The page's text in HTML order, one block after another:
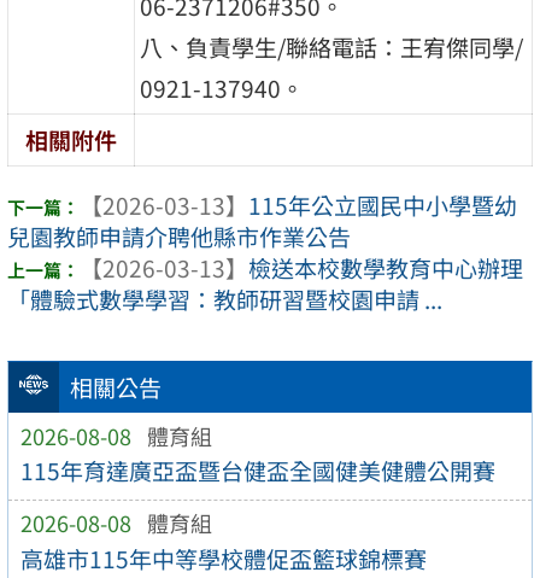
相關公告
2026-08-08 體育組
115年育達廣亞盃暨台健盃全國健美健體公開賽
2026-08-08 體育組
高雄市115年中等學校體促盃籃球錦標賽
八、負責學生/聯絡電話：王宥傑同學/
0921-137940。
相關附件
【2026-03-13】 115年公立國民中小學暨幼
兒園教師申請介聘他縣市作業公告
【2026-03-13】 檢送本校數學教育中心辦理
「體驗式數學學習：教師研習暨校園申請 ...